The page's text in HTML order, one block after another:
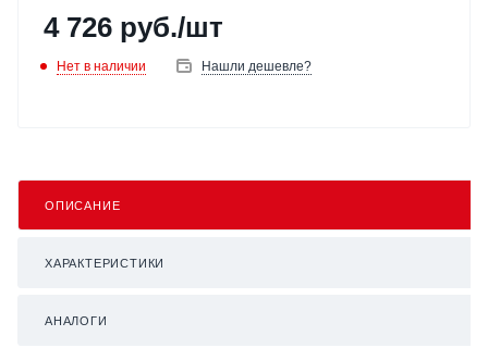
4 726 руб./шт
Нет в наличии Нашли дешевле?
ОПИСАНИЕ
ХАРАКТЕРИСТИКИ
АНАЛОГИ